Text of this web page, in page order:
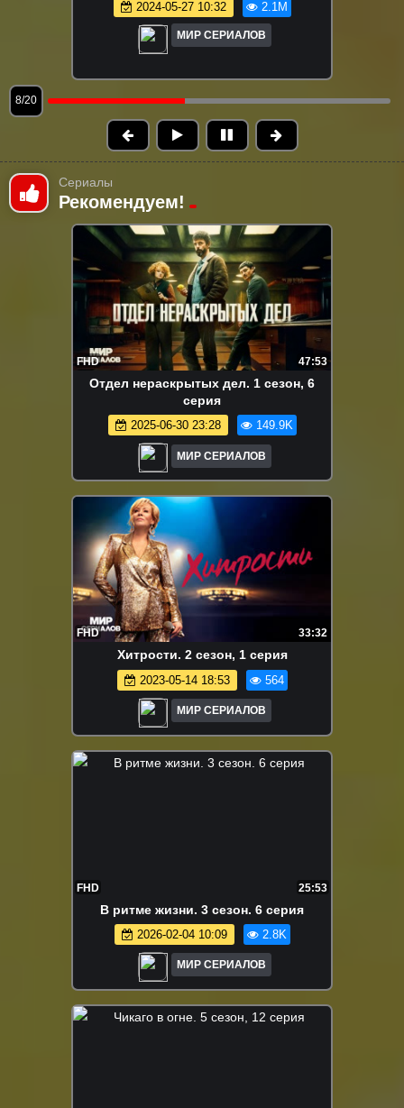
2026-05-20 13:40 1.9M
МИР СЕРИАЛОВ
9/20
Сериалы
Рекомендуем!
FHD 47:53
Отдел нераскрытых дел. 1 сезон, 6
серия
2025-06-30 23:28 149.9K
МИР СЕРИАЛОВ
FHD 33:32
Xитpocти. 2 сезон, 1 серия
2023-05-14 18:53 564
МИР СЕРИАЛОВ
FHD 25:53
В ритме жизни. 3 сезон. 6 серия
2026-02-04 10:09 2.8K
МИР СЕРИАЛОВ